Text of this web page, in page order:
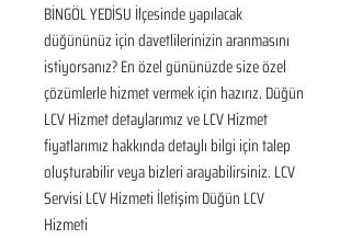
BİNGÖL YEDİSU İlçesinde yapılacak
düğününüz için davetlilerinizin aranmasını
istiyorsanız? En özel gününüzde size özel
çözümlerle hizmet vermek için hazırız. Düğün
LCV Hizmet detaylarımız ve LCV Hizmet
fiyatlarımız hakkında detaylı bilgi için talep
oluşturabilir veya bizleri arayabilirsiniz. LCV
Servisi LCV Hizmeti İletişim Düğün LCV
Hizmeti